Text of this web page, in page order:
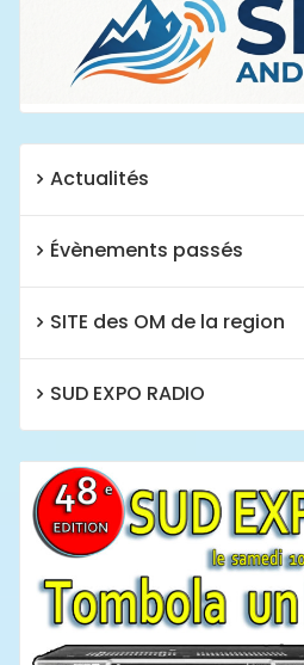
Actualités
Évènements passés
SITE des OM de la region
SUD EXPO RADIO